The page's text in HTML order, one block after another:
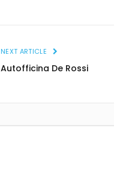
NEXT ARTICLE
Autofficina De Rossi